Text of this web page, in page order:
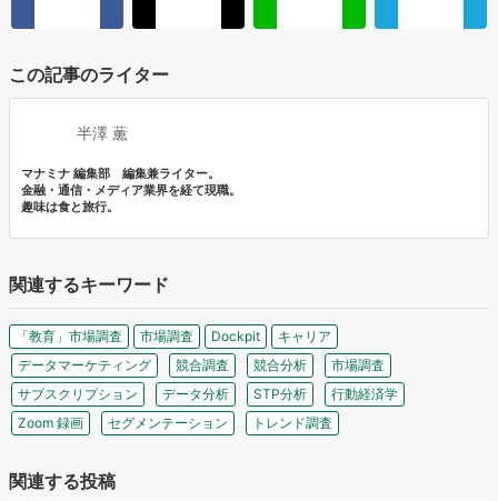
この記事のライター
半澤 薫
マナミナ 編集部 編集兼ライター。
金融・通信・メディア業界を経て現職。
趣味は食と旅行。
関連するキーワード